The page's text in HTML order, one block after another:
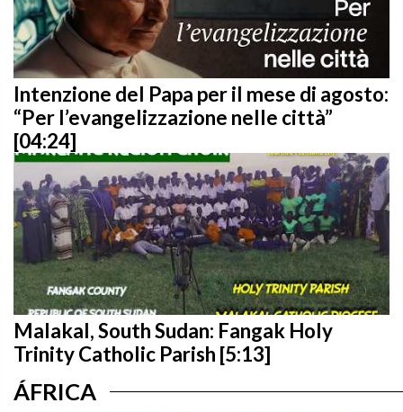
Intenzione del Papa per il mese di agosto:
“Per l’evangelizzazione nelle città”
[04:24]
Malakal, South Sudan: Fangak Holy
Trinity Catholic Parish [5:13]
ÁFRICA